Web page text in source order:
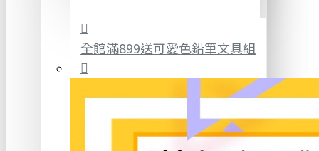
全館滿899送可愛色鉛筆文具組